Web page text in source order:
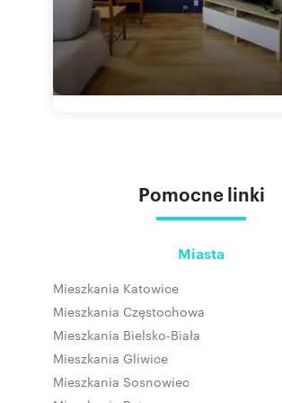
Pomocne linki
Miasta
Mieszkania Katowice
Mieszkania Częstochowa
Mieszkania Bielsko-Biała
Mieszkania Gliwice
Mieszkania Sosnowiec